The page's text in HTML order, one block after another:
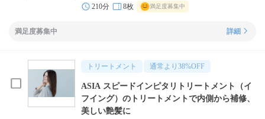
210分 8枚 満足度募集中
満足度募集中 詳細
トリートメント 通常より 38%OFF
ASIA スピードインピタリトリートメント（イ
フイング）のトリートメントで内側から補修、
美しい艶髪に